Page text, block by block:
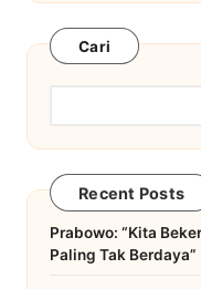
Cari
Recent Posts
Prabowo: “Kita
Paling Tak Berdaya”